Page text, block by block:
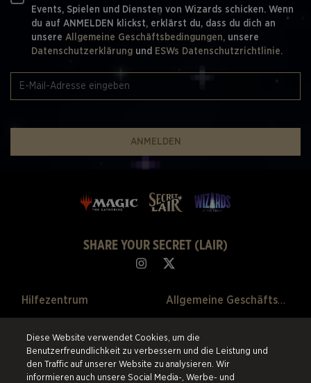
Events, Spielen und Diensten von Wizards schicken. Wenn
du auf ANMELDEN klickst, erklärst du, dass du dich an
unsere Allgemeine Geschäftsbedingungen, unsere
Datenschutzerklärung und ESWs Datenschutzrichtlinie.
ANMELDEN
SHARE YOUR SECRET (LAIR)
Hilfezentrum
Vergangene Verkäufe
Cookie-Einstellungen
Allgemeine Geschäftsbedingungen
Rückgaberecht
Diese Website verwendet Cookies, um die
Benutzerfreundlichkeit zu verbessern und die Leistung und
den Traffic auf unserer Website zu analysieren. Wir
informieren auch unsere Social Media-, Werbe- und